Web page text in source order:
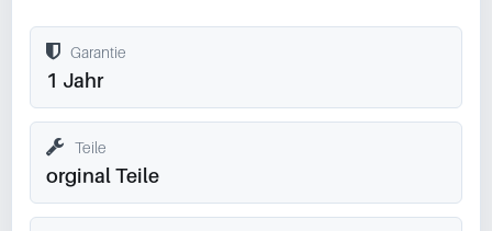
Garantie
1 Jahr
Teile
orginal Teile